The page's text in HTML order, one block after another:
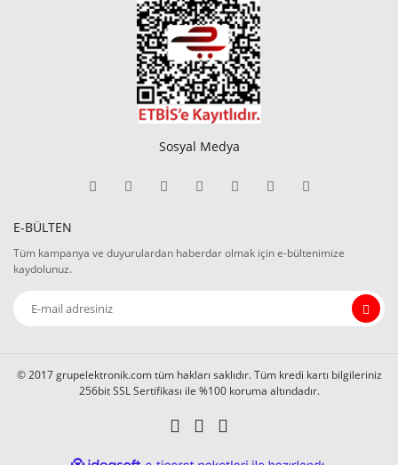
Sosyal Medya
E-BÜLTEN
Tüm kampanya ve duyurulardan haberdar olmak için e-bültenimize
kaydolunuz.
© 2017 grupelektronik.com tüm hakları saklıdır. Tüm kredi kartı bilgileriniz
256bit SSL Sertifikası ile %100 koruma altındadır.